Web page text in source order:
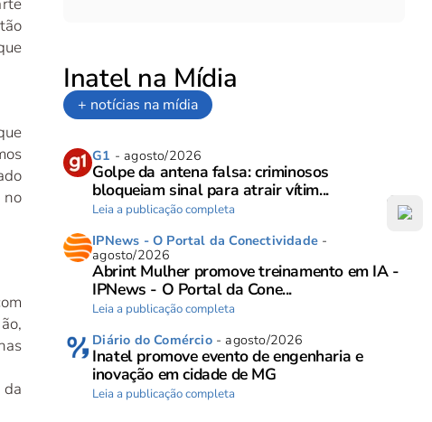
no
Inatel na Mídia
+ notícias na mídia
G1 - agosto/2026
Golpe da antena falsa: criminosos
bloqueiam sinal para atrair vítim...
Leia a publicação completa
IPNews - O Portal da Conectividade -
agosto/2026
Abrint Mulher promove treinamento em IA -
IPNews - O Portal da Cone...
Leia a publicação completa
Diário do Comércio- agosto/2026
Inatel promove evento de engenharia e
inovação em cidade de MG
Leia a publicação completa